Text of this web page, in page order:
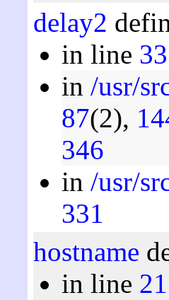
delay2
in line
in /usr/
87(2),
346
in /usr/
331
hostname
in line